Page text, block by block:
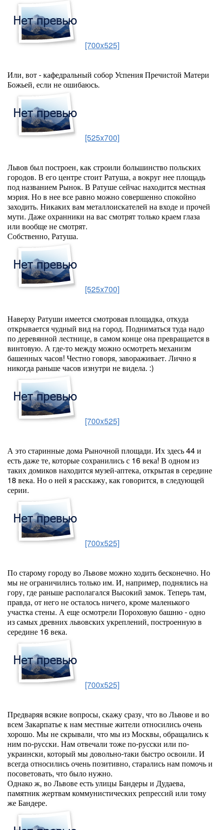
[700x525]
Или, вот - кафедральный собор Успения Пречистой Матери
Божьей, если не ошибаюсь.
[525x700]
Львов был построен, как строили большинство польских
городов. В его центре стоит Ратуша, а вокруг нее площадь
под названием Рынок. В Ратуше сейчас находится местная
мэрия. Но в нее все равно можно совершенно спокойно
заходить. Никаких вам металлоискателей на входе и прочей
мути. Даже охранники на вас смотрят только краем глаза
или вообще не смотрят.
Собственно, Ратуша.
[525x700]
Наверху Ратуши имеется смотровая площадка, откуда
открывается чудный вид на город. Подниматься туда надо
по деревянной лестнице, в самом конце она превращается в
винтовую. А где-то между можно осмотреть механизм
башенных часов! Честно говоря, завораживает. Лично я
никогда раньше часов изнутри не видела. :)
[700x525]
А это старинные дома Рыночной площади. Их здесь 44 и
есть даже те, которые сохранились с 16 века! В одном из
таких домиков находится музей-аптека, открытая в середине
18 века. Но о ней я расскажу, как говорится, в следующей
серии.
[700x525]
По старому городу во Львове можно ходить бесконечно. Но
мы не ограничились только им. И, например, поднялись на
гору, где раньше располагался Высокий замок. Теперь там,
правда, от него не осталось ничего, кроме маленького
участка стены. А еще осмотрели Пороховую башню - одно
из самых древних львовских укреплений, построенную в
середине 16 века.
[700x525]
Предваряя всякие вопросы, скажу сразу, что во Львове и во
всем Закарпатье к нам местные жители относились очень
хорошо. Мы не скрывали, что мы из Москвы, обращались к
ним по-русски. Нам отвечали тоже по-русски или по-
украински, который мы довольно-таки быстро освоили. И
всегда относились очень позитивно, старались нам помочь и
посоветовать, что было нужно.
Однако ж, во Львове есть улицы Бандеры и Дудаева,
памятник жертвам коммунистических репрессий или тому
же Бандере.